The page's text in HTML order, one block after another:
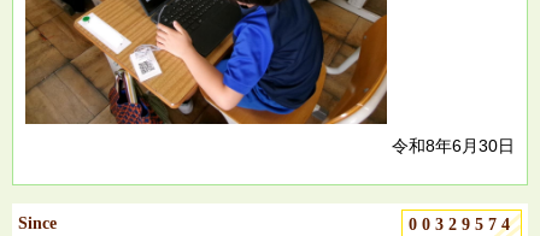
Since 00329574
令和8年6月30日